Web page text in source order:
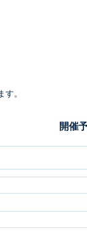
。
開催